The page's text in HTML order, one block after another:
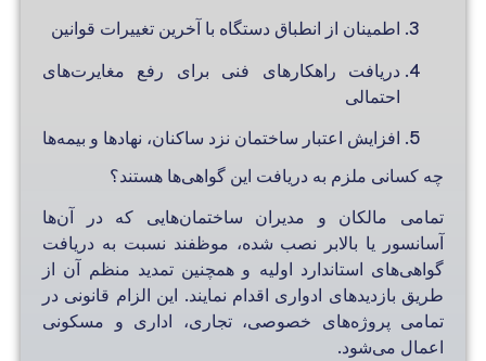
اطمینان از انطباق دستگاه با آخرین تغییرات قوانین
دریافت راهکارهای فنی برای رفع مغایرت‌های
احتمالی
افزایش اعتبار ساختمان نزد ساکنان، نهادها و بیمه‌ها
چه کسانی ملزم به دریافت این گواهی‌ها هستند؟
تمامی مالکان و مدیران ساختمان‌هایی که در آن‌ها
آسانسور یا بالابر نصب شده، موظفند نسبت به دریافت
گواهی‌های استاندارد اولیه و همچنین تمدید منظم آن از
طریق بازدیدهای ادواری اقدام نمایند. این الزام قانونی در
تمامی پروژه‌های خصوصی، تجاری، اداری و مسکونی
اعمال می‌شود.